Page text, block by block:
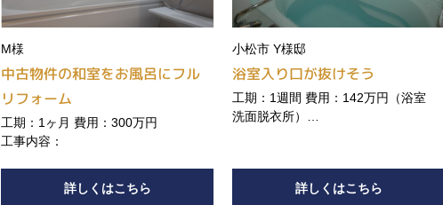
M様
中古物件の和室をお風呂にフル
リフォーム
工期：1ヶ月 費用：300万円
工事内容：
詳しくはこちら
小松市 Y様邸
浴室入り口が抜けそう
工期：1週間 費用：142万円（浴室
洗面脱衣所）
詳しくはこちら